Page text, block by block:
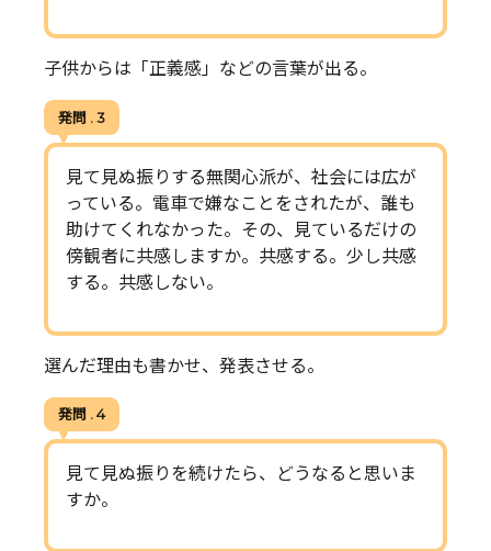
子供からは「正義感」などの言葉が出る。
発問 . 3
見て見ぬ振りする無関心派が、社会には広が
っている。電車で嫌なことをされたが、誰も
助けてくれなかった。その、見ているだけの
傍観者に共感しますか。共感する。少し共感
する。共感しない。
選んだ理由も書かせ、発表させる。
発問 . 4
見て見ぬ振りを続けたら、どうなると思いま
すか。